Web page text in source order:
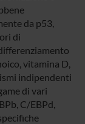
da p53,
di
vitamina D,
indipendenti
di vari
C/EBPd,